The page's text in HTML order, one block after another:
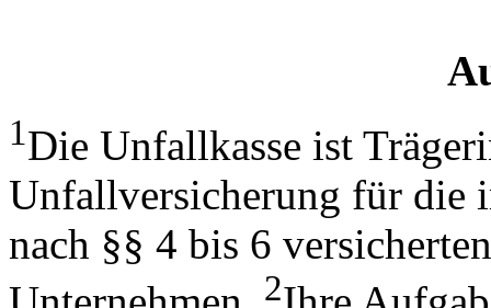
1Die Unfallkasse ist
Unfallversicherung für die
nach §§ 4 bis 6
2